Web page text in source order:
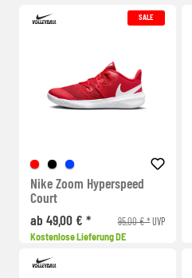
SALE
Nike Zoom Hyperspeed
Court
ab 49,00 € *
95,00 € *UVP
Kostenlose Lieferung DE